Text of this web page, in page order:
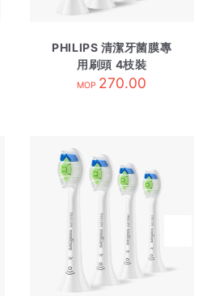
PHILIPS 清潔牙菌膜專
用刷頭 4枝裝
HX9024/85 白
MOP 270.00